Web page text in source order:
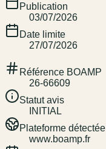
Publication
03/07/2026
Date limite
27/07/2026
Référence BOAMP
26-66609
Statut avis
INITIAL
Plateforme détectée
www.boamp.fr